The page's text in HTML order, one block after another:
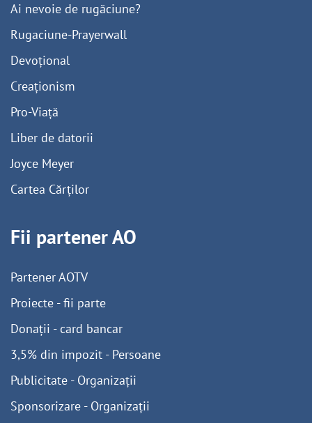
Ai nevoie de rugăciune?
Rugaciune-Prayerwall
Devoțional
Creaționism
Pro-Viață
Liber de datorii
Joyce Meyer
Cartea Cărților
Fii partener AO
Partener AOTV
Proiecte - fii parte
Donații - card bancar
3,5% din impozit - Persoane
Publicitate - Organizații
Sponsorizare - Organizații